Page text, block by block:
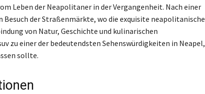
Leben der Neapolitaner in der Vergangenheit. Nach einer
der Straßenmärkte, wo die exquisite neapolitanische
von Natur, Geschichte und kulinarischen
zu einer der bedeutendsten Sehenswürdigkeiten in Neapel,
sollte.